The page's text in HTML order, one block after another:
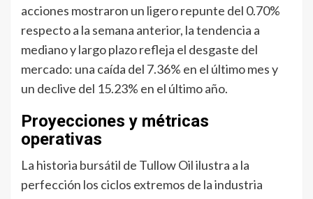
acciones mostraron un ligero repunte del 0.70%
respecto a la semana anterior, la tendencia a
mediano y largo plazo refleja el desgaste del
mercado: una caída del 7.36% en el último mes y
un declive del 15.23% en el último año.
Proyecciones y métricas
operativas
La historia bursátil de Tullow Oil ilustra a la
perfección los ciclos extremos de la industria